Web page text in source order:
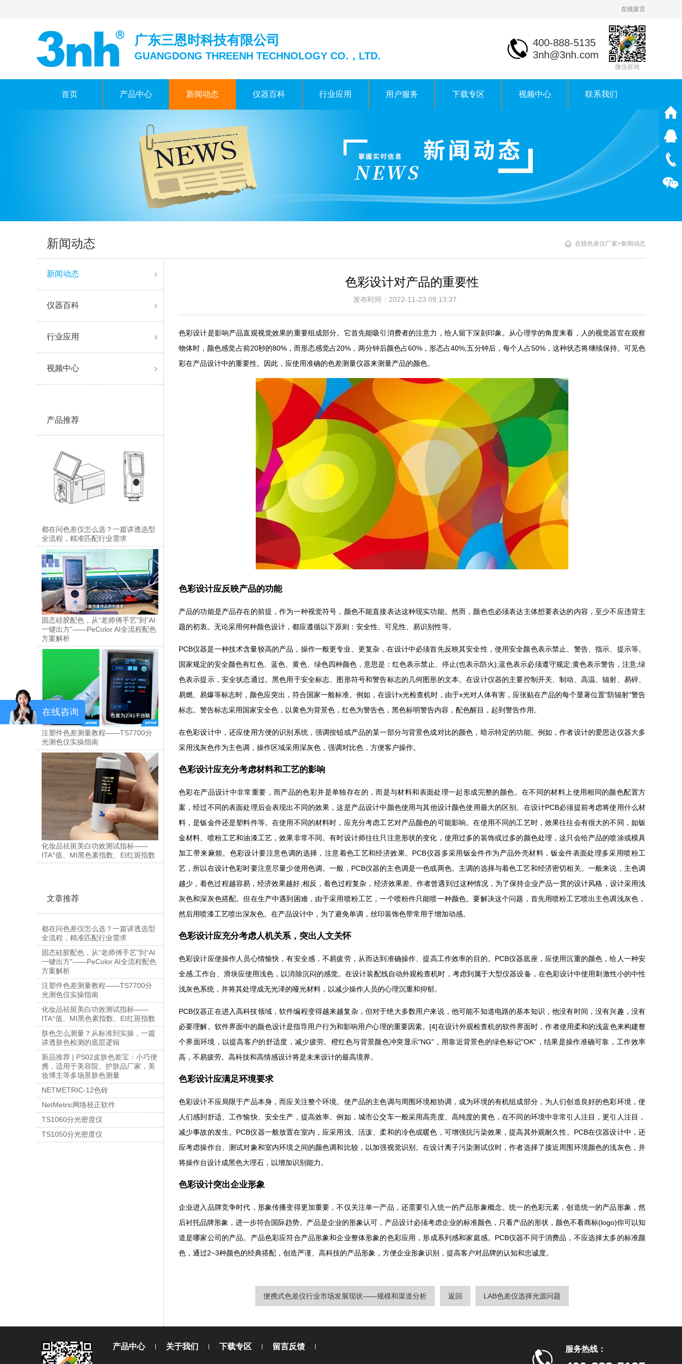
在线留言
广东三恩时科技有限公司
GUANGDONG THREENH TECHNOLOGY CO.，LTD.
微信咨询
400-888-5135
3nh@3nh.com
首页 产品中心 新闻动态 仪器百科 行业应用 用户服务 下载专区 视频中心 联系我们
新闻动态
新闻动态
仪器百科
行业应用
视频中心
产品推荐
都在问色差仪怎么选？一篇讲透选型
全流程，精准匹配行业需求
固态硅胶配色，从“老师傅手艺”到“AI
一键出方”——PeColor AI全流程配色
方案解析
注塑件色差测量教程——TS7700分
光测色仪实操指南
化妆品祛斑美白功效测试指标——
ITA°值、MI黑色素指数、EI红斑指数
文章推荐
都在问色差仪怎么选？一篇讲透选型
全流程，精准匹配行业需求
固态硅胶配色，从“老师傅手艺”到“AI
一键出方”——PeColor AI全流程配色
方案解析
注塑件色差测量教程——TS7700分
光测色仪实操指南
化妆品祛斑美白功效测试指标——
ITA°值、MI黑色素指数、EI红斑指数
肤色怎么测量？从标准到实操，一篇
讲透肤色检测的底层逻辑
新品推荐 | PS02皮肤色差宝：小巧便
携，适用于美容院、护肤品厂家，美
妆博主等多场景肤色测量
NETMETRIC-12色砖
NetMetric网络校正软件
TS1060分光密度仪
TS1050分光密度仪
在线色差仪厂家>新闻动态
色彩设计对产品的重要性
发布时间：2022-11-23 09:13:37
色彩设计是影响产品直观视觉效果的重要组成部分。它首先能吸引消费者的注意力，给人留下深刻印象。从心理学的角度来看，人的视觉器官在观察
物体时，颜色感觉占前20秒的80%，而形态感觉占20%，两分钟后颜色占60%，形态占40%;五分钟后，每个人占50%，这种状态将继续保持。可见色
彩在产品设计中的重要性。因此，应使用准确的色差测量仪器来测量产品的颜色。
色彩设计应反映产品的功能
产品的功能是产品存在的前提，作为一种视觉符号，颜色不能直接表达这种现实功能。然而，颜色也必须表达主体想要表达的内容，至少不应违背主
题的初衷。无论采用何种颜色设计，都应遵循以下原则：安全性、可见性、易识别性等。
PCB仪器是一种技术含量较高的产品，操作一般更专业、更复杂，在设计中必须首先反映其安全性，使用安全颜色表示禁止、警告、指示、提示等。
国家规定的安全颜色有红色、蓝色、黄色、绿色四种颜色，意思是：红色表示禁止、停止(也表示防火);蓝色表示必须遵守规定;黄色表示警告，注意;绿
色表示提示，安全状态通过。黑色用于安全标志、图形符号和警告标志的几何图形的文本。在设计仪器的主要控制开关、制动、高温、辐射、易碎、
易燃、易爆等标志时，颜色应突出，符合国家一般标准。例如，在设计x光检查机时，由于x光对人体有害，应张贴在产品的每个显著位置"防辐射"警告
标志。警告标志采用国家安全色，以黄色为背景色，红色为警告色，黑色标明警告内容，配色醒目，起到警告作用。
在色彩设计中，还应使用方便的识别系统，强调按钮或产品的某一部分与背景色成对比的颜色，暗示特定的功能。例如，作者设计的爱思达仪器大多
采用浅灰色作为主色调，操作区域采用深灰色，强调对比色，方便客户操作。
色彩设计应充分考虑材料和工艺的影响
色彩在产品设计中非常重要，而产品的色彩并是单独存在的，而是与材料和表面处理一起形成完整的颜色。在不同的材料上使用相同的颜色配置方
案，经过不同的表面处理后会表现出不同的效果，这是产品设计中颜色使用与其他设计颜色使用最大的区别。在设计PCB必须提前考虑将使用什么材
料，是钣金件还是塑料件等。在使用不同的材料时，应充分考虑工艺对产品颜色的可能影响。在使用不同的工艺时，效果往往会有很大的不同，如钣
金材料、喷粉工艺和油漆工艺，效果非常不同。有时设计师往往只注意形状的变化，使用过多的装饰或过多的颜色处理，这只会给产品的喷涂或模具
加工带来麻烦。色彩设计要注意色调的选择，注意着色工艺和经济效果。PCB仪器多采用钣金件作为产品外壳材料，钣金件表面处理多采用喷粉工
艺，所以在设计色彩时要注意尽量少使用色调。一般，PCB仪器的主色调是一色或两色。主调的选择与着色工艺和经济密切相关。一般来说，主色调
越少，着色过程越容易，经济效果越好;相反，着色过程复杂，经济效果差。作者曾遇到过这种情况，为了保持企业产品一贯的设计风格，设计采用浅
灰色和深灰色搭配。但在生产中遇到困难，由于采用喷粉工艺，一个喷粉件只能喷一种颜色。要解决这个问题，首先用喷粉工艺喷出主色调浅灰色，
然后用喷漆工艺喷出深灰色。在产品设计中，为了避免单调，丝印装饰色带常用于增加动感。
色彩设计应充分考虑人机关系，突出人文关怀
色彩设计应使操作人员心情愉快，有安全感，不易疲劳，从而达到准确操作、提高工作效率的目的。PCB仪器底座，应使用沉重的颜色，给人一种安
全感;工作台、滑块应使用浅色，以消除沉闷的感觉。在设计装配线自动外观检查机时，考虑到属于大型仪器设备，在色彩设计中使用刺激性小的中性
浅灰色系统，并将其处理成无光泽的哑光材料，以减少操作人员的心理沉重和抑郁。
PCB仪器正在进入高科技领域，软件编程变得越来越复杂，但对于绝大多数用户来说，他可能不知道电路的基本知识，他没有时间，没有兴趣，没有
必要理解。软件界面中的颜色设计是指导用户行为和影响用户心理的重要因素。[4]在设计外观检查机的软件界面时，作者使用柔和的浅蓝色来构建整
个界面环境，以提高客户的舒适度，减少疲劳。橙红色与背景颜色冲突显示"NG"，用靠近背景色的绿色标记"OK"，结果是操作准确可靠，工作效率
高，不易疲劳。高科技和高情感设计将是未来设计的最高境界。
色彩设计应满足环境要求
色彩设计不应局限于产品本身，而应关注整个环境。使产品的主色调与周围环境相协调，成为环境的有机组成部分，为人们创造良好的色彩环境，使
人们感到舒适、工作愉快、安全生产，提高效率。例如，城市公交车一般采用高亮度、高纯度的黄色，在不同的环境中非常引人注目，更引人注目，
减少事故的发生。PCB仪器一般放置在室内，应采用浅、活泼、柔和的冷色或暖色，可增强抗污染效果，提高其外观耐久性。PCB在仪器设计中，还
应考虑操作台、测试对象和室内环境之间的颜色调和比较，以加强视觉识别。在设计离子污染测试仪时，作者选择了接近周围环境颜色的浅灰色，并
将操作台设计成黑色大理石，以增加识别能力。
色彩设计突出企业形象
企业进入品牌竞争时代，形象传播变得更加重要，不仅关注单一产品，还需要引入统一的产品形象概念。统一的色彩元素，创造统一的产品形象，然
后衬托品牌形象，进一步符合国际趋势。产品是企业的形象认可，产品设计必须考虑企业的标准颜色，只看产品的形状，颜色不看商标(logo)你可以知
道是哪家公司的产品。产品色彩应符合产品形象和企业整体形象的色彩应用，形成系列感和家庭感。PCB仪器不同于消费品，不应选择太多的标准颜
色，通过2~3种颜色的经典搭配，创造严谨、高科技的产品形象，方便企业形象识别，提高客户对品牌的认知和忠诚度。
便携式色差仪行业市场发展现状——规模和渠道分析 返回 LAB色差仪选择光源问题
产品中心 关于我们 下载专区 留言反馈 服务热线：
在线咨询